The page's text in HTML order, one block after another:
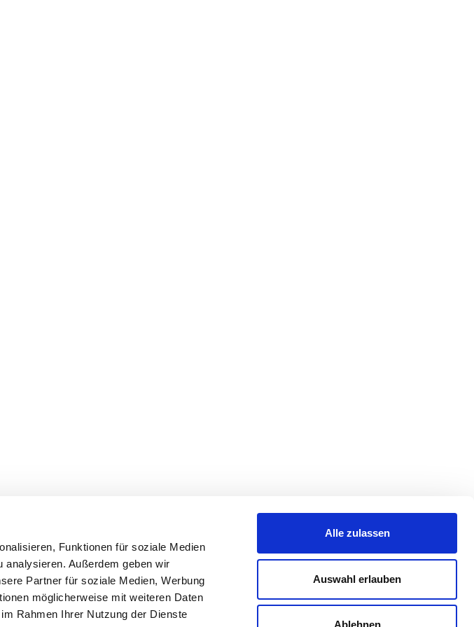
Funktionen für soziale Medien
analysieren. Außerdem geben wir
Partner für soziale Medien, Werbung
möglicherweise mit weiteren Daten
Rahmen Ihrer Nutzung der Dienste
Alle zulassen
Auswahl erlauben
Ablehnen